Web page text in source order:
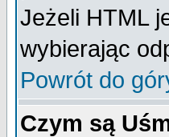
Jeżeli HTML
wybierając
Powrót do
Czym są